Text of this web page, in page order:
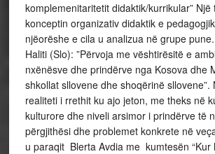
komplemenitaritetit didaktik/kurrikular”
konceptin organizativ didaktik e
njëorëshe e cila u analizua në grupe
Haliti (Slo): ”Përvoja me vështirësitë e
nxënësve dhe prindërve nga Kosova dhe
shkollat sllovene dhe shoqërinë sllovene”.
realiteti i rrethit ku ajo jeton, me theks në
kulturore dhe niveli arsimor i prindërve të
përgjithësi dhe problemet konkrete në
u paraqit Blerta Avdia me kumtesën “Kur